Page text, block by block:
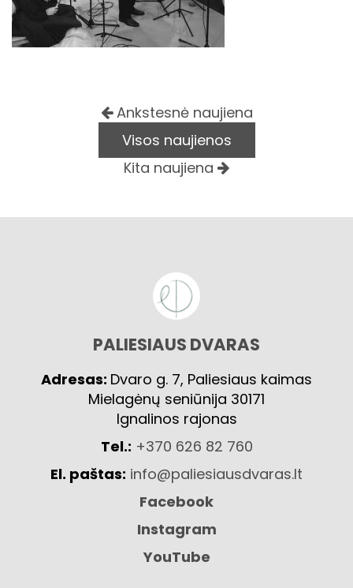
Ankstesnė naujiena
Visos naujienos
Kita naujiena
PALIESIAUS DVARAS
Adresas: Dvaro g. 7, Paliesiaus kaimas
Mielagėnų seniūnija 30171
Ignalinos rajonas
Tel.: +370 626 82 760
El. paštas: info@paliesiausdvaras.lt
Facebook
Instagram
YouTube